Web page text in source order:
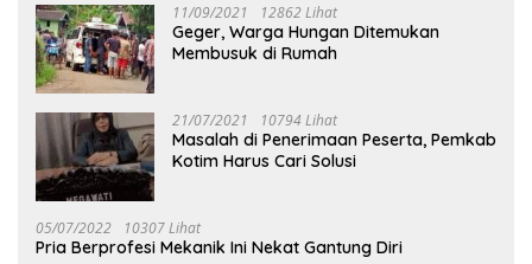
11/09/2021 12862 Lihat
Geger, Warga Hungan Ditemukan
Membusuk di Rumah
21/07/2021 10794 Lihat
Masalah di Penerimaan Peserta, Pemkab
Kotim Harus Cari Solusi
05/07/2022 10307 Lihat
Pria Berprofesi Mekanik Ini Nekat Gantung Diri